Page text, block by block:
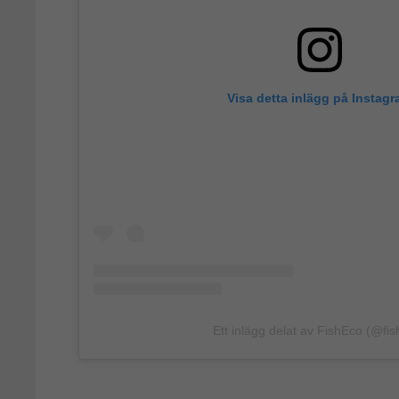
Visa detta inlägg på